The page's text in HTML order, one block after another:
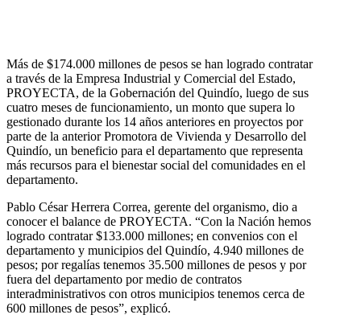
Más de $174.000 millones de pesos se han logrado contratar
a través de la Empresa Industrial y Comercial del Estado,
PROYECTA, de la Gobernación del Quindío, luego de sus
cuatro meses de funcionamiento, un monto que supera lo
gestionado durante los 14 años anteriores en proyectos por
parte de la anterior Promotora de Vivienda y Desarrollo del
Quindío, un beneficio para el departamento que representa
más recursos para el bienestar social del comunidades en el
departamento.
Pablo César Herrera Correa, gerente del organismo, dio a
conocer el balance de PROYECTA. “Con la Nación hemos
logrado contratar $133.000 millones; en convenios con el
departamento y municipios del Quindío, 4.940 millones de
pesos; por regalías tenemos 35.500 millones de pesos y por
fuera del departamento por medio de contratos
interadministrativos con otros municipios tenemos cerca de
600 millones de pesos”, explicó.